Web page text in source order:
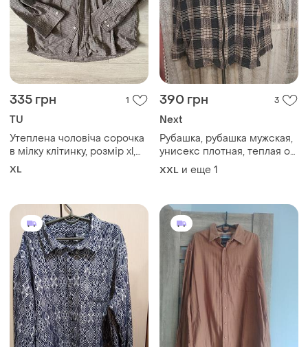
335 грн 1
TU
Утеплена чоловіча сорочка
в мілку клітинку, розмір xl,
бренд tu, бавовняна
XL
390 грн 3
Next
Рубашка, рубашка мужская,
унисекс плотная, теплая от
next. размер по бирке 3xl
XXL и еще 1